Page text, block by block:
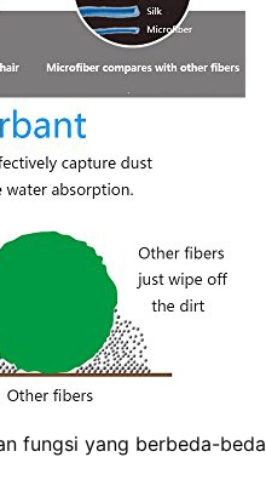
fungsi yang berbeda-